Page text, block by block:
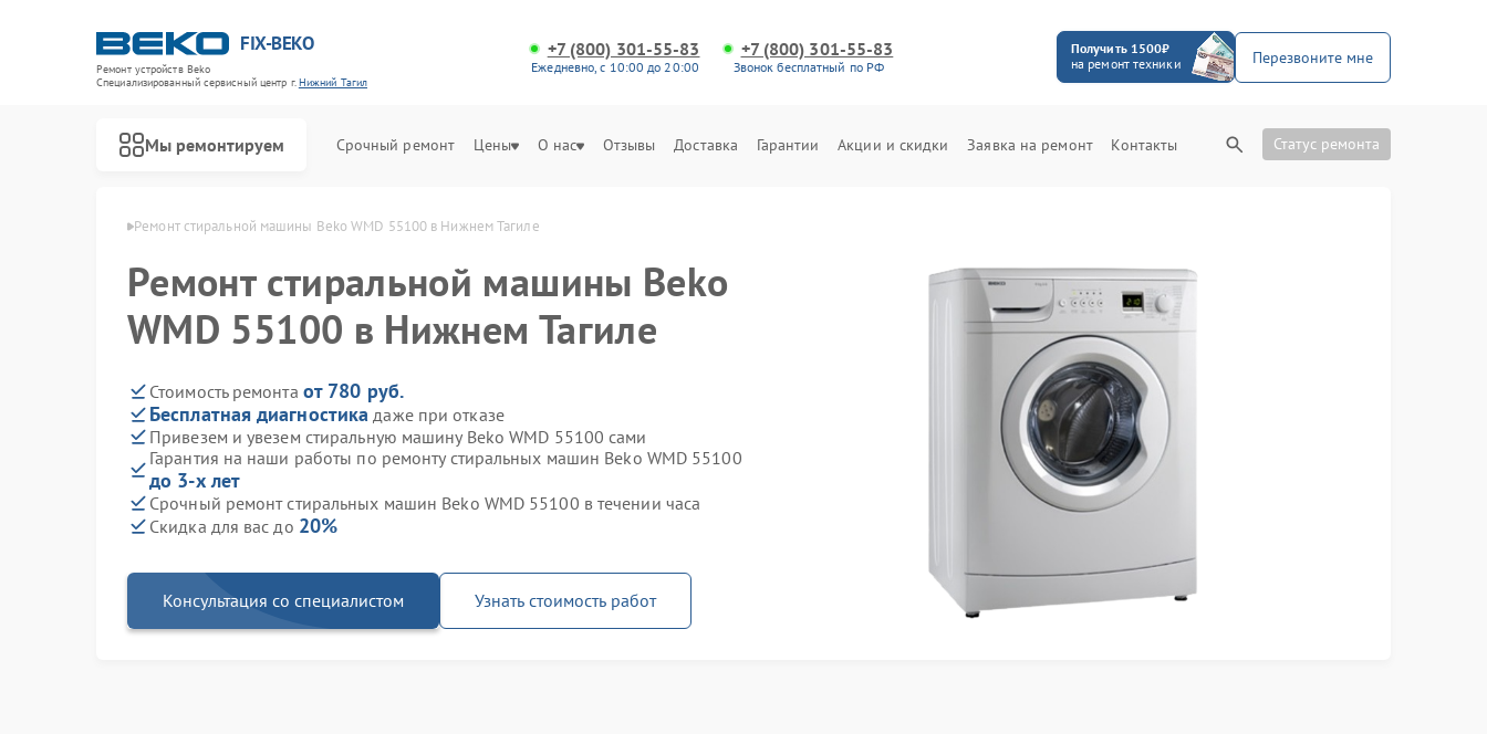
FIX-BEKO
Ремонт устройств Beko
Специализированный cервисный центр г.Нижний Тагил
+7 (800) 301-55-83
Ежедневно, с 10:00 до 20:00
+7 (800) 301-55-83
Звонок бесплатный по РФ
Получить 1500₽
на ремонт техники
Перезвоните мне
Мы ремонтируем Срочный ремонт Цены О нас Отзывы Доставка Гарантии Акции и скидки Заявка на ремонт Контакты Статус ремонта
в Нижнем Тагиле Ремонт стиральной машины Beko WMD 55100 в Нижнем Тагиле
Ремонт стиральной машины Beko
WMD 55100 в Нижнем Тагиле
Стоимость ремонта от 780 руб.
Бесплатная диагностика даже при отказе
Привезем и увезем стиральную машину Beko WMD 55100 сами
Гарантия на наши работы по ремонту стиральных машин Beko WMD 55100
до 3-х лет
Срочный ремонт стиральных машин Beko WMD 55100 в течении часа
Скидка для вас до 20%
Консультация со специалистом Узнать стоимость работ